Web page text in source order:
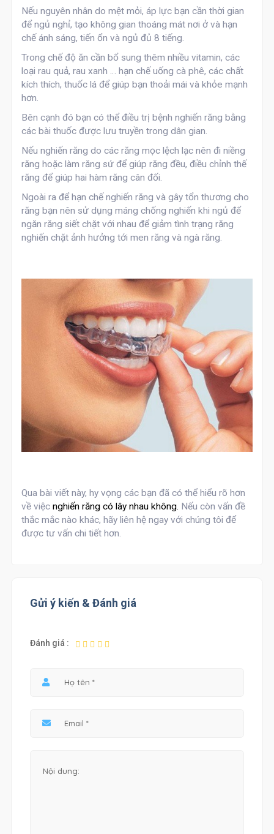
Nếu nguyên nhân do mệt mỏi, áp lực bạn cần thời gian
để ngủ nghỉ, tạo không gian thoáng mát nơi ở và hạn
chế ánh sáng, tiến ổn và ngủ đủ 8 tiếng.
Trong chế độ ăn cần bổ sung thêm nhiều vitamin, các
loại rau quả, rau xanh … hạn chế uống cà phê, các chất
kích thích, thuốc lá để giúp bạn thoải mái và khỏe mạnh
hơn.
Bên cạnh đó bạn có thể điều trị bệnh nghiến răng bằng
các bài thuốc được lưu truyền trong dân gian.
Nếu nghiến răng do các răng mọc lệch lạc nên đi niềng
răng hoặc làm răng sứ để giúp răng đều, điều chỉnh thế
răng để giúp hai hàm răng cân đối.
Ngoài ra để hạn chế nghiến răng và gây tổn thương cho
răng bạn nên sử dụng máng chống nghiến khi ngủ để
ngăn răng siết chặt với nhau để giảm tình trạng răng
nghiến chặt ảnh hưởng tới men răng và ngà răng.
Qua bài viết này, hy vọng các bạn đã có thể hiểu rõ hơn
về việc nghiến răng có lây nhau không. Nếu còn vấn đề
thắc mắc nào khác, hãy liên hệ ngay với chúng tôi để
được tư vấn chi tiết hơn.
Gửi ý kiến & Đánh giá
Đánh giá :